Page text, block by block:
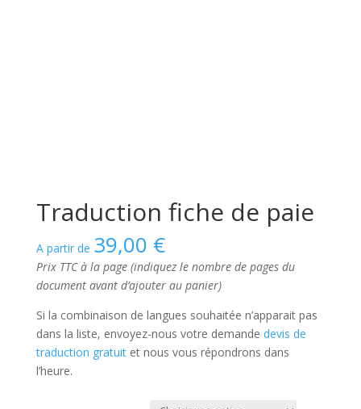
Traduction fiche de paie
A partir de 39,00 €
Prix TTC à la page (indiquez le nombre de pages du
document avant d’ajouter au panier)
Si la combinaison de langues souhaitée n’apparait pas
dans la liste, envoyez-nous votre demande devis de
traduction gratuitet nous vous répondrons dans
l’heure.